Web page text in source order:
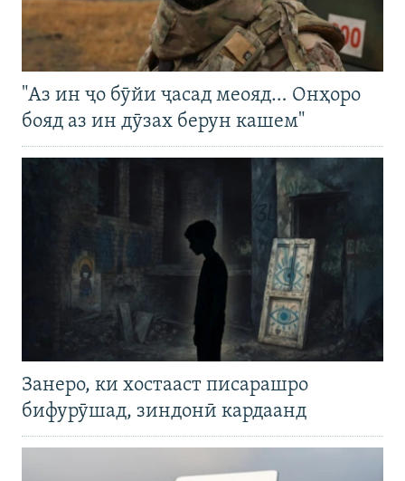
"Аз ин ҷо бӯйи ҷасад меояд… Онҳоро
бояд аз ин дӯзах берун кашем"
Занеро, ки хостааст писарашро
бифурӯшад, зиндонӣ кардаанд